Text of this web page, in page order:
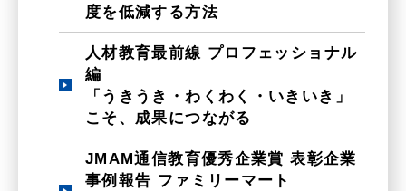
度を低減する方法
人材教育最前線 プロフェッショナル
編
「うきうき・わくわく・いきいき」
こそ、成果につながる
JMAM通信教育優秀企業賞 表彰企業
事例報告 ファミリーマート